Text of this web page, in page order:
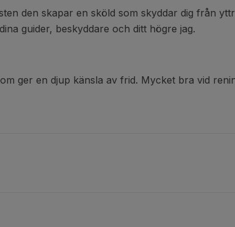
den skapar en sköld som skyddar dig från
guider, beskyddare och ditt högre jag.
ger en djup känsla av frid. Mycket bra vid